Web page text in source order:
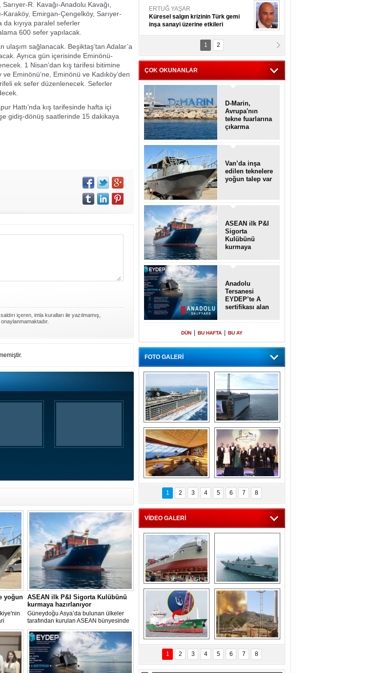
R. Kavağı-Anadolu Kavağı,
Emirgan-Çengelköy, Sarıyer-
kıyıya paralel seferler
600 sefer yapılacak.
ulaşım sağlanacak. Beşiktaş’tan Adalar’a
Ayrıca gün içerisinde Eminönü-
1 Nisan’dan kış tarifesi bitimine
Eminönü’ne, Eminönü ve Kadıköy’den
ek sefer düzenlenecek. Seferler
Hattı’nda kış tarifesinde hafta içi
gidiş-dönüş saatlerinde 15 dakikaya
içeren, imla kuralları ile yazılmamış,
yoğun
ve
göre
ASEAN ilk P&I Sigorta Kulübünü
kurmaya hazırlanıyor
Güneydoğu Asya’da bulunan ülkeler
tarafından kurulan ASEAN bünyesinde
hizmet veren Gemi Sahipleri Dernekleri
Federasyonu (FASA), ASEAN’ın ilk
Koruma ve Tazminat Sigortası (P&I)
Kulübünü kurmak için çalışma
yürütüyor.
ERTUĞ YAŞAR
Küresel salgın krizinin Türk gemi
inşa sanayi üzerine etkileri
Kpt. MESUT AZMİ GÖKSOY
ithafen...
1 2
ÇOK OKUNANLAR
D-Marin,
Avrupa'nın
tekne fuarlarına
çıkarma
Van’da inşa
edilen teknelere
yoğun talep var
ASEAN ilk P&I
Sigorta
Kulübünü
kurmaya
Anadolu
Tersanesi
EYDEP’te A
sertifikası alan
DÜN BU HAFTA BU AY
FOTO GALERİ
“Gemi içinde gemi”
konsepti ile MSC
Splendida
Dünyada tek!
Denizaltı yüzer
havuzu intikal
seyrine başladı
MSC'den 55 milyon
euroluk turizm geliri
müjdesi
5. Bosphorus Ship
Brokers Dinner,
İstanbul’da yapıldı
1 2 3 4 5 6 7 8
VİDEO GALERİ
Çeksan Tersanesi,
Başaran Bayrak
tankerini suya
indirdi
TCG Anadolu,
tersane teknik
seyrini tamamladı
Göçmenlerin
imdadına Türk
sahipli MINA DENIZ
yetişti
Milas’taki yangın
yeniden termik
santrallere doğru
ilerliyor
1 2 3 4 5 6 7 8